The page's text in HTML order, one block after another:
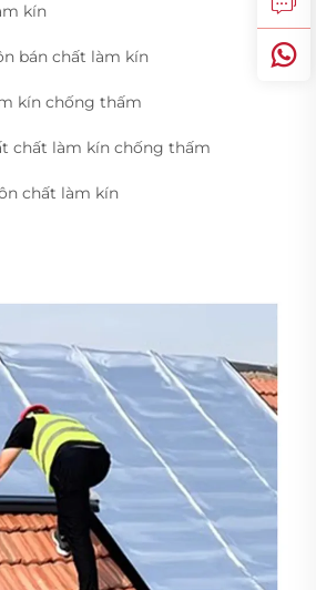
kín
bán chất làm kín
kín chống thấm
chất làm kín chống thấm
chất làm kín